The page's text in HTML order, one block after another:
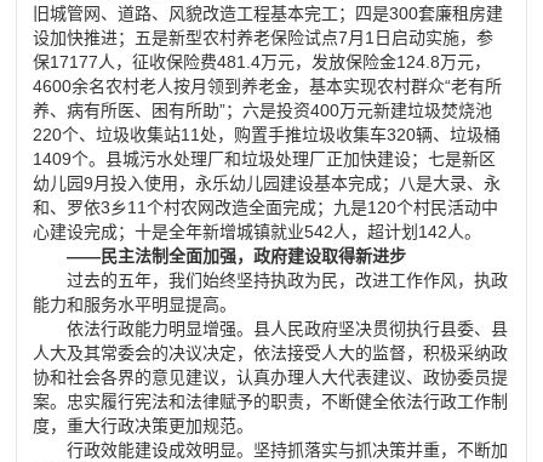
旧城管网、道路、风貌改造工程基本完工；四是300套廉租房建
设加快推进；五是新型农村养老保险试点7月1日启动实施，参
保17177人，征收保险费481.4万元，发放保险金124.8万元，
4600余名农村老人按月领到养老金，基本实现农村群众“老有所
养、病有所医、困有所助”；六是投资400万元新建垃圾焚烧池
220个、垃圾收集站11处，购置手推垃圾收集车320辆、垃圾桶
1409个。县城污水处理厂和垃圾处理厂正加快建设；七是新区
幼儿园9月投入使用，永乐幼儿园建设基本完成；八是大录、永
和、罗依3乡11个村农网改造全面完成；九是120个村民活动中
心建设完成；十是全年新增城镇就业542人，超计划142人。
——民主法制全面加强，政府建设取得新进步
过去的五年，我们始终坚持执政为民，改进工作作风，执政
能力和服务水平明显提高。
依法行政能力明显增强。县人民政府坚决贯彻执行县委、县
人大及其常委会的决议决定，依法接受人大的监督，积极采纳政
协和社会各界的意见建议，认真办理人大代表建议、政协委员提
案。忠实履行宪法和法律赋予的职责，不断健全依法行政工作制
度，重大行政决策更加规范。
行政效能建设成效明显。坚持抓落实与抓决策并重，不断加